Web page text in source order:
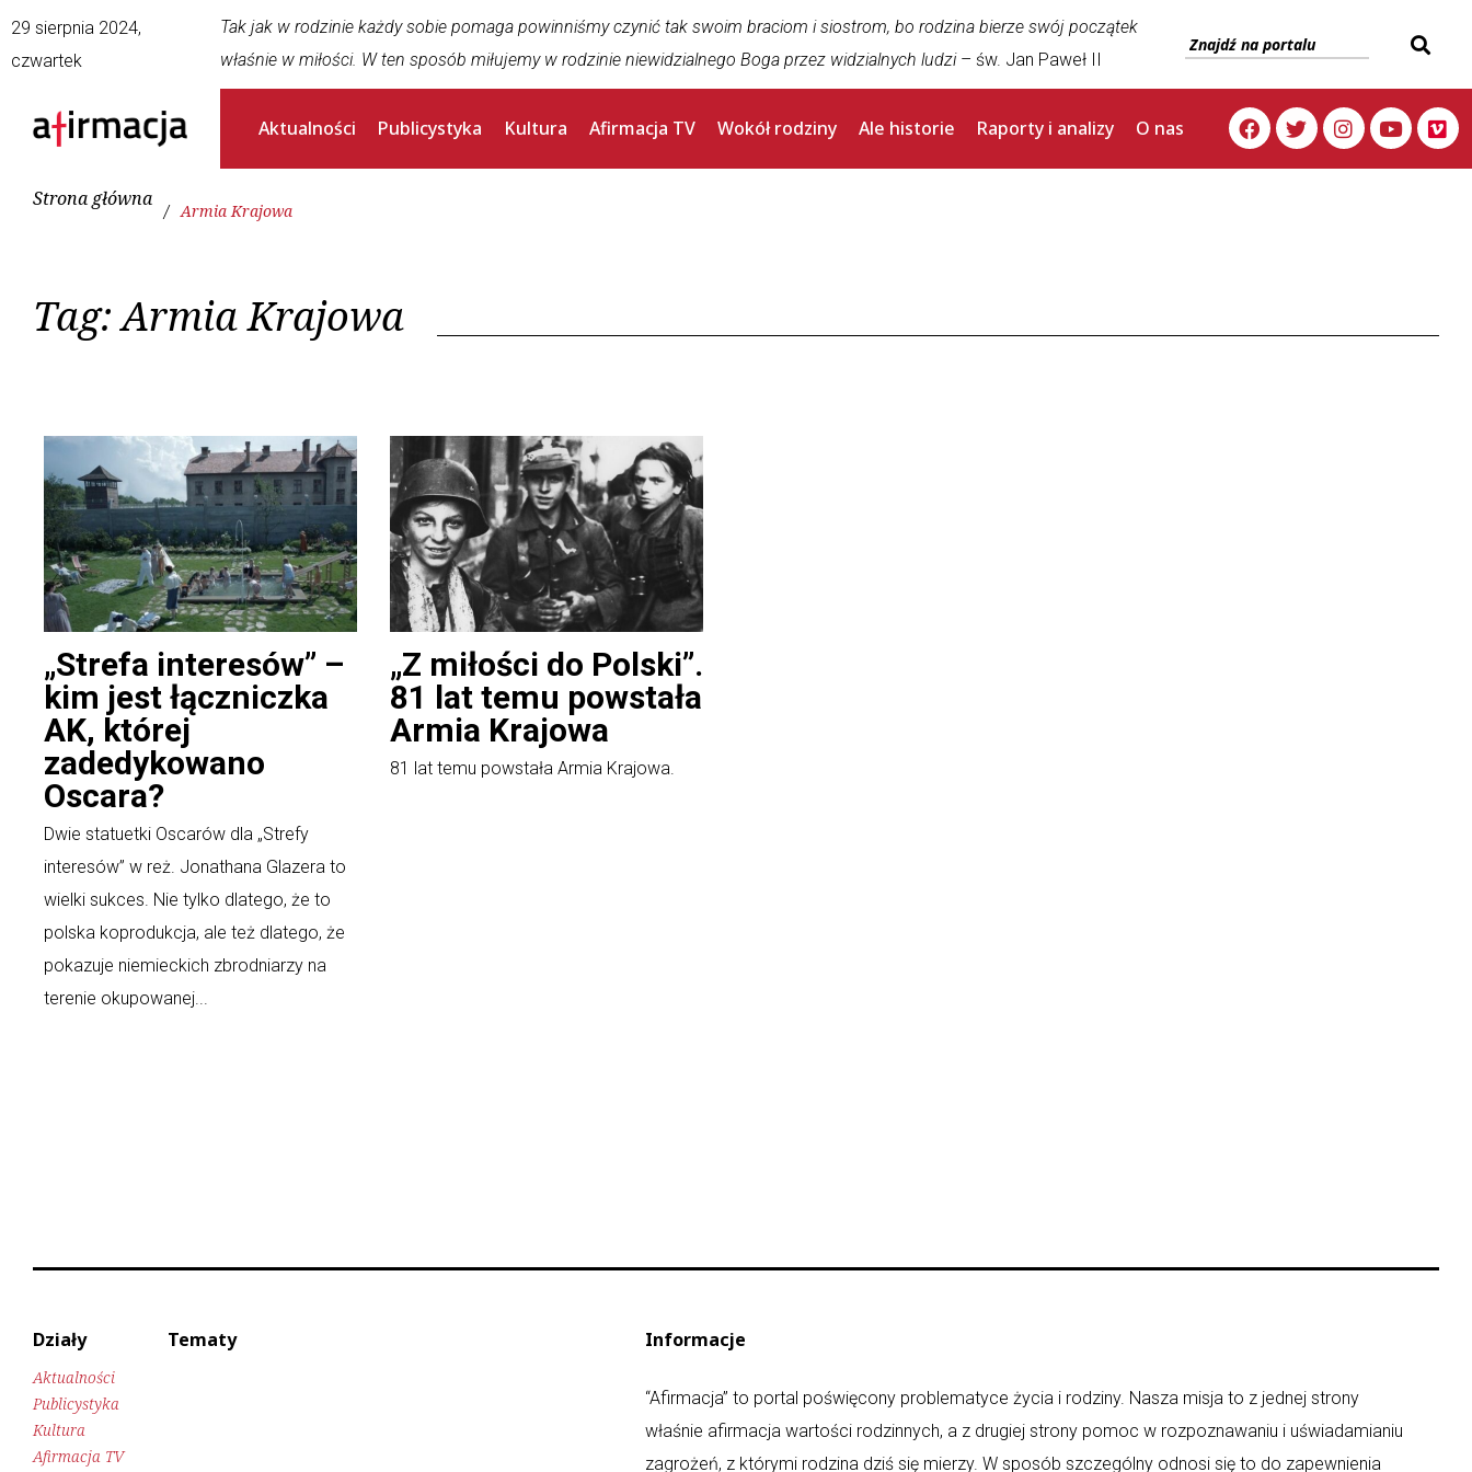
29 sierpnia 2024,
czwartek
Tak jak w rodzinie każdy sobie pomaga powinniśmy czynić tak swoim braciom i siostrom, bo rodzina bierze swój początek
właśnie w miłości. W ten sposób miłujemy w rodzinie niewidzialnego Boga przez widzialnych ludzi– św. Jan Paweł II
Aktualności Publicystyka Kultura Afirmacja TV Wokół rodziny Ale historie Raporty i analizy O nas
Strona główna
/ Armia Krajowa
Tag:Armia Krajowa
„Strefa interesów” –
kim jest łączniczka
AK, której
zadedykowano
Oscara?
Dwie statuetki Oscarów dla „Strefy
interesów” w reż. Jonathana Glazera to
wielki sukces. Nie tylko dlatego, że to
polska koprodukcja, ale też dlatego, że
pokazuje niemieckich zbrodniarzy na
terenie okupowanej...
„Z miłości do Polski”.
81 lat temu powstała
Armia Krajowa
81 lat temu powstała Armia Krajowa.
Działy
Aktualności
Publicystyka
Kultura
Afirmacja TV
Tematy Informacje
“Afirmacja” to portal poświęcony problematyce życia i rodziny. Nasza misja to z jednej strony
właśnie afirmacja wartości rodzinnych, a z drugiej strony pomoc w rozpoznawaniu i uświadamianiu
zagrożeń, z którymi rodzina dziś się mierzy. W sposób szczególny odnosi się to do zapewnienia